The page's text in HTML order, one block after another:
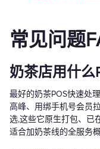
常见问题
奶茶店用什么
最好的奶茶POS快速处
高峰、用绑手机号会员
选,这些它原生打包、已
适合加奶茶线的全服务概